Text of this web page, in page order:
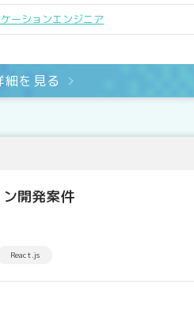
ーションエンジニア
細を見る
開発案件
React.js